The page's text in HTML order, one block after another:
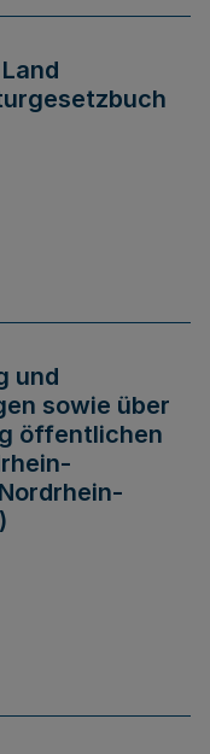
und
sowie über
öffentlichen